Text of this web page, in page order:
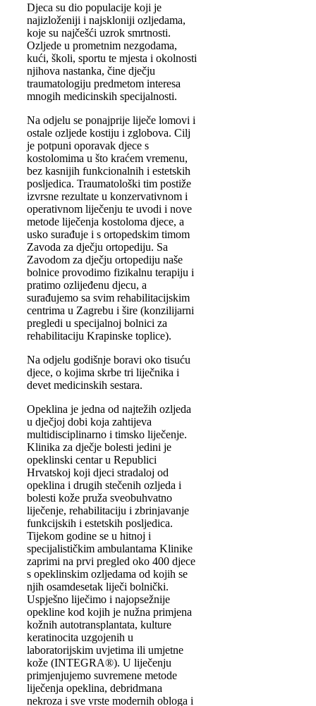
Djeca su dio populacije koji je
najizloženiji i najskloniji ozljedama,
koje su najčešći uzrok smrtnosti.
Ozljede u prometnim nezgodama,
kući, školi, sportu te mjesta i okolnosti
njihova nastanka, čine dječju
traumatologiju predmetom interesa
mnogih medicinskih specijalnosti.
Na odjelu se ponajprije liječe lomovi i
ostale ozljede kostiju i zglobova. Cilj
je potpuni oporavak djece s
kostolomima u što kraćem vremenu,
bez kasnijih funkcionalnih i estetskih
posljedica. Traumatološki tim postiže
izvrsne rezultate u konzervativnom i
operativnom liječenju te uvodi i nove
metode liječenja kostoloma djece, a
usko surađuje i s ortopedskim timom
Zavoda za dječju ortopediju. Sa
Zavodom za dječju ortopediju naše
bolnice provodimo fizikalnu terapiju i
pratimo ozlijeđenu djecu, a
surađujemo sa svim rehabilitacijskim
centrima u Zagrebu i šire (konzilijarni
pregledi u specijalnoj bolnici za
rehabilitaciju Krapinske toplice).
Na odjelu godišnje boravi oko tisuću
djece, o kojima skrbe tri liječnika i
devet medicinskih sestara.
Opeklina je jedna od najtežih ozljeda
u dječjoj dobi koja zahtijeva
multidisciplinarno i timsko liječenje.
Klinika za dječje bolesti jedini je
opeklinski centar u Republici
Hrvatskoj koji djeci stradaloj od
opeklina i drugih stečenih ozljeda i
bolesti kože pruža sveobuhvatno
liječenje, rehabilitaciju i zbrinjavanje
funkcijskih i estetskih posljedica.
Tijekom godine se u hitnoj i
specijalističkim ambulantama Klinike
zaprimi na prvi pregled oko 400 djece
s opeklinskim ozljedama od kojih se
njih osamdesetak liječi bolnički.
Uspješno liječimo i najopsežnije
opekline kod kojih je nužna primjena
kožnih autotransplantata, kulture
keratinocita uzgojenih u
laboratorijskim uvjetima ili umjetne
kože (INTEGRA®). U liječenju
primjenjujemo suvremene metode
liječenja opeklina, debridmana
nekroza i sve vrste modernih obloga i